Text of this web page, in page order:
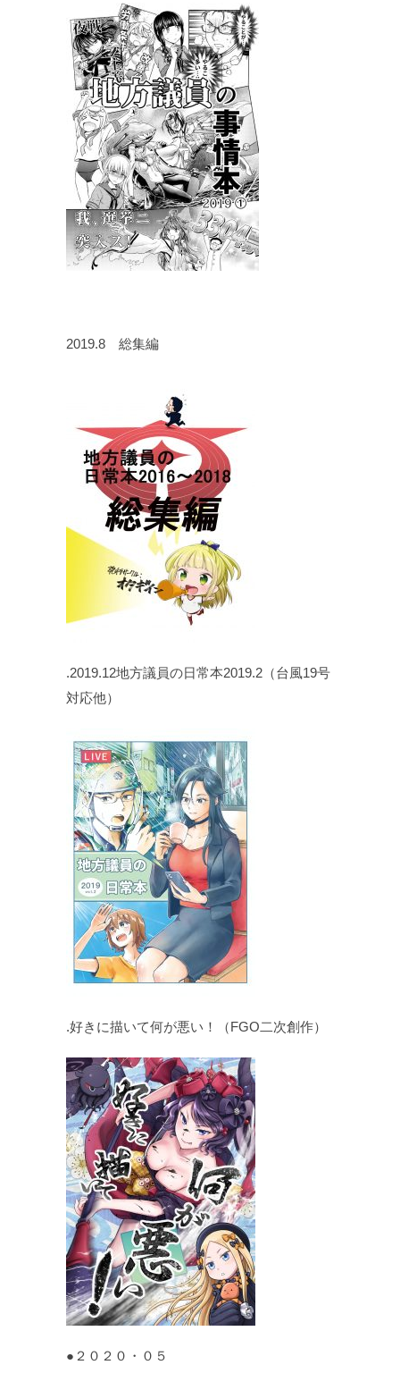
2019.8 総集編
.2019.12地方議員の日常本2019.2（台風19号
対応他）
.好きに描いて何が悪い！（FGO二次創作）
●２０２０・０５